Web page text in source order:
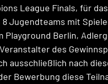
League Finals, für
Jugendteams mit
Playground Berlin,
des
ausschließlich nach
Bewerbung diese